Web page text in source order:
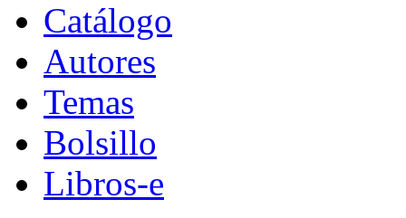
Catálogo
Autores
Temas
Bolsillo
Libros-e